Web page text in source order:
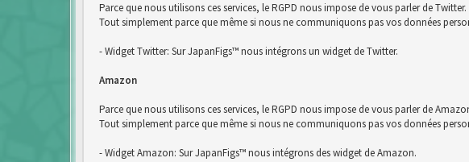
Parce que nous utilisons ces services, le RGPD nous impose de vous parler de
Tout simplement parce que même si nous ne communiquons pas vos données
- Widget Twitter: Sur JapanFigs™ nous intégrons un widget de Twitter.
Amazon
Parce que nous utilisons ces services, le RGPD nous impose de vous parler de
Tout simplement parce que même si nous ne communiquons pas vos données
- Widget Amazon: Sur JapanFigs™ nous intégrons des widget de Amazon.